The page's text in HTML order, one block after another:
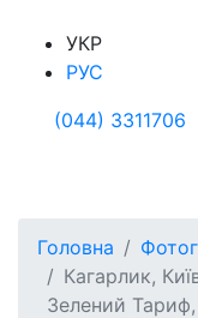
УКР
РУС
(044) 3311706
Головна
Кагарлик,
Зелений